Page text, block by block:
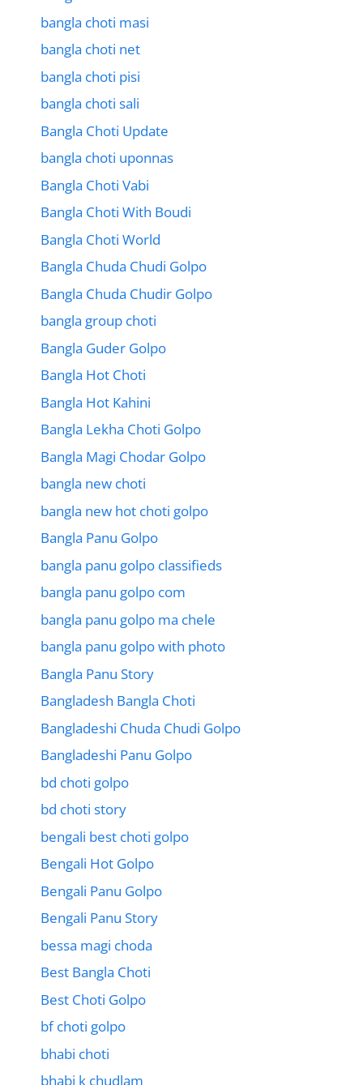
bangla choti masi
bangla choti net
bangla choti pisi
bangla choti sali
Bangla Choti Update
bangla choti uponnas
Bangla Choti Vabi
Bangla Choti With Boudi
Bangla Choti World
Bangla Chuda Chudi Golpo
Bangla Chuda Chudir Golpo
bangla group choti
Bangla Guder Golpo
Bangla Hot Choti
Bangla Hot Kahini
Bangla Lekha Choti Golpo
Bangla Magi Chodar Golpo
bangla new choti
bangla new hot choti golpo
Bangla Panu Golpo
bangla panu golpo classifieds
bangla panu golpo com
bangla panu golpo ma chele
bangla panu golpo with photo
Bangla Panu Story
Bangladesh Bangla Choti
Bangladeshi Chuda Chudi Golpo
Bangladeshi Panu Golpo
bd choti golpo
bd choti story
bengali best choti golpo
Bengali Hot Golpo
Bengali Panu Golpo
Bengali Panu Story
bessa magi choda
Best Bangla Choti
Best Choti Golpo
bf choti golpo
bhabi choti
bhabi k chudlam